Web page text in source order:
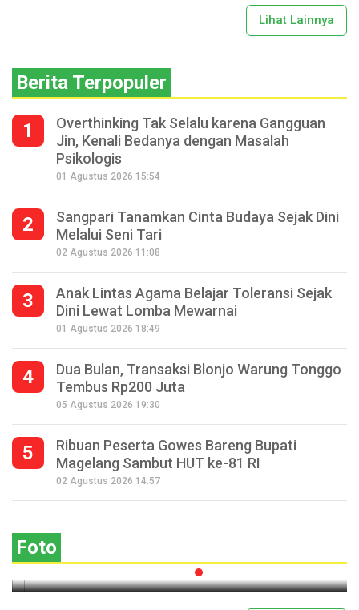
Lihat Lainnya
Berita Terpopuler
1
Overthinking Tak Selalu karena Gangguan
Jin, Kenali Bedanya dengan Masalah
Psikologis
01 Agustus 2026 15:54
2
Sangpari Tanamkan Cinta Budaya Sejak Dini
Melalui Seni Tari
02 Agustus 2026 11:08
3
Anak Lintas Agama Belajar Toleransi Sejak
Dini Lewat Lomba Mewarnai
01 Agustus 2026 18:49
4
Dua Bulan, Transaksi Blonjo Warung Tonggo
Tembus Rp200 Juta
05 Agustus 2026 19:30
5
Ribuan Peserta Gowes Bareng Bupati
Magelang Sambut HUT ke-81 RI
02 Agustus 2026 14:57
Foto
Seperempat Abad Perhelatan Festival
Lima Gunung XXV Kobarkan Semangat